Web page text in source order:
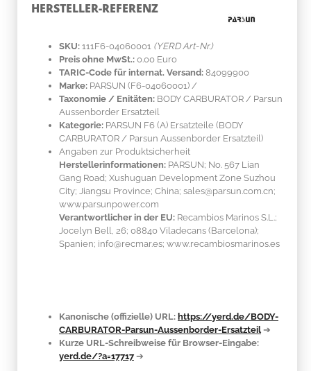
HERSTELLER-REFERENZ
SKU: 111F6-04060001 (YERD Art-Nr.)
Preis ohne MwSt.: 0.00 Euro
TARIC-Code für internat. Versand: 84099900
Marke: PARSUN (F6-04060001) /
Taxonomie / Enitäten: BODY CARBURATOR / Parsun
Aussenborder Ersatzteil
Kategorie: PARSUN F6 (A) Ersatzteile (BODY
CARBURATOR / Parsun Aussenborder Ersatzteil)
Angaben zur Produktsicherheit
Herstellerinformationen: PARSUN; No. 567 Lian
Gang Road; Xushuguan Development Zone Suzhou
City; Jiangsu Province; China; sales@parsun.com.cn;
www.parsunpower.com
Verantwortlicher in der EU: Recambios Marinos S.L.;
Jocelyn Bell, 26; 08840 Viladecans (Barcelona);
Spanien; info@recmar.es; www.recambiosmarinos.es
Kanonische (offizielle) URL: https://yerd.de/BODY-
CARBURATOR-Parsun-Aussenborder-Ersatzteil ➔
Kurze URL-Schreibweise für Browser-Eingabe:
yerd.de/?a=17717 ➔